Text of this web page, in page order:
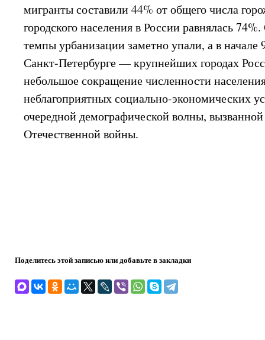
мигранты составили 44% от общего числа
городского населения в России равнялась
темпы урбанизации заметно упали, а в начале
Санкт-Петербурге — крупнейших городах
небольшое сокращение численности населения
неблагоприятных социально-экономических
очередной демографической волны,
Отечественной войны.
Поделитесь этой записью или добавьте в закладки